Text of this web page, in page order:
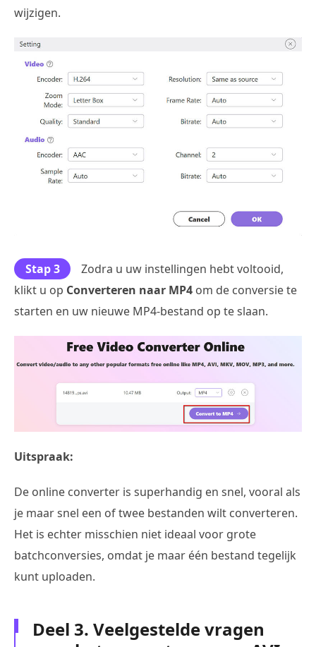
wijzigen.
Stap 3
Zodra u uw instellingen hebt voltooid,
klikt u op Converteren naar MP4 om de conversie te
starten en uw nieuwe MP4-bestand op te slaan.
Uitspraak:
De online converter is superhandig en snel, vooral als
je maar snel een of twee bestanden wilt converteren.
Het is echter misschien niet ideaal voor grote
batchconversies, omdat je maar één bestand tegelijk
kunt uploaden.
Deel 3. Veelgestelde vragen